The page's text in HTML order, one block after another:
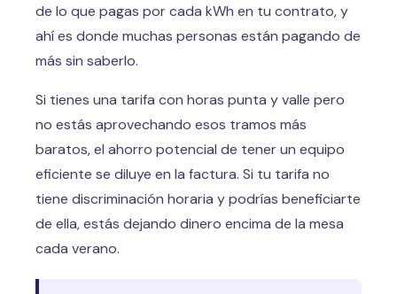
de lo que pagas por cada kWh en tu contrato, y
ahí es donde muchas personas están pagando de
más sin saberlo.
Si tienes una tarifa con horas punta y valle pero
no estás aprovechando esos tramos más
baratos, el ahorro potencial de tener un equipo
eficiente se diluye en la factura. Si tu tarifa no
tiene discriminación horaria y podrías beneficiarte
de ella, estás dejando dinero encima de la mesa
cada verano.